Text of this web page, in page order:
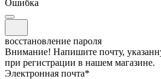
Ошибка
восстановление пароля
Внимание! Напишите почту,
при регистрации в нашем магазине.
Электронная почта*